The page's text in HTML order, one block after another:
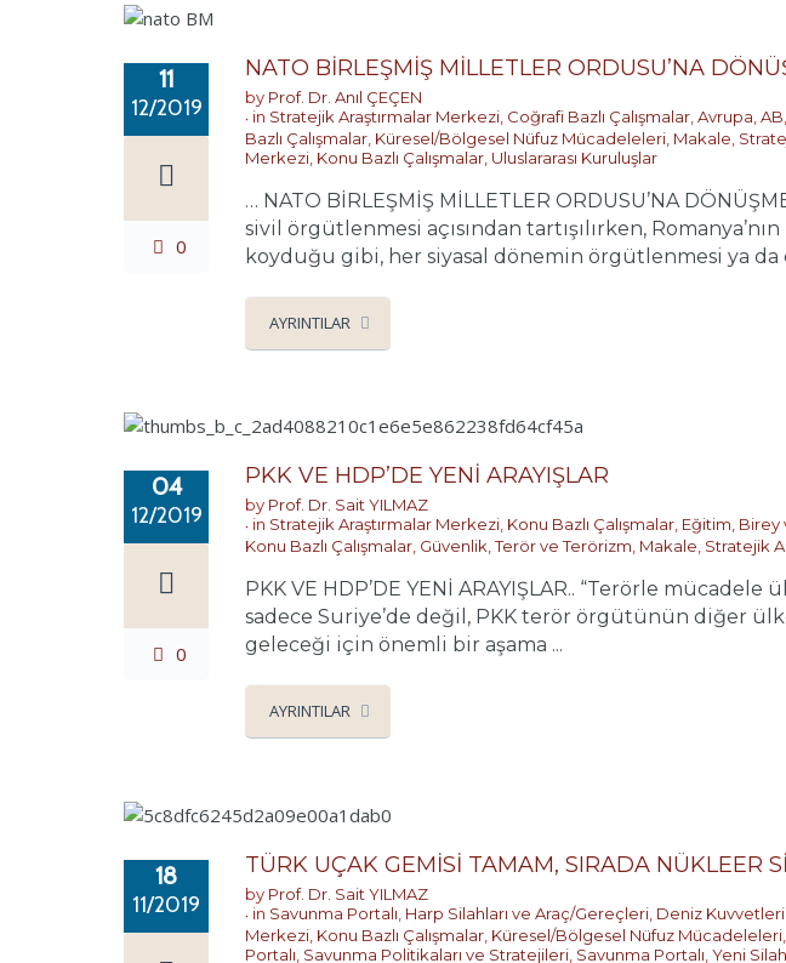
11
12/2019
0
NATO BİRLEŞMİŞ MİLLETLER ORDUSU’NA
by Prof. Dr. Anıl ÇEÇEN
in Stratejik Araştırmalar Merkezi Coğrafi Bazlı Çalışmalar Avrupa AB
Bazlı Çalışmalar Küresel/Bölgesel Nüfuz Mücadeleleri Makale
Merkezi Konu Bazlı Çalışmalar Uluslararası Kuruluşlar
… NATO BİRLEŞMİŞ MİLLETLER ORDUSU’NA
sivil örgütlenmesi açısından tartışılırken,
koyduğu gibi, her siyasal dönemin örgütlenmesi ya
AYRINTILAR
04
12/2019
0
PKK VE HDP’DE YENİ ARAYIŞLAR
by Prof. Dr. Sait YILMAZ
in Stratejik Araştırmalar Merkezi, Konu Bazlı Çalışmalar, Eğitim, Birey
Konu Bazlı Çalışmalar, Güvenlik, Terör ve Terörizm, Makale, Stratejik
PKK VE HDP’DE YENİ ARAYIŞLAR.. “Terörle mücadele
sadece Suriye’de değil, PKK terör örgütünün diğer
geleceği için önemli bir aşama ...
AYRINTILAR
18
11/2019
TÜRK UÇAK GEMİSİ TAMAM, SIRADA NÜKLEER
by Prof. Dr. Sait YILMAZ
in Savunma Portalı Harp Silahları ve Araç/Gereçleri Deniz Kuvvetleri
Merkezi Konu Bazlı Çalışmalar Küresel/Bölgesel Nüfuz Mücadeleleri
Portalı Savunma Politikaları ve Stratejileri Savunma Portalı Yeni